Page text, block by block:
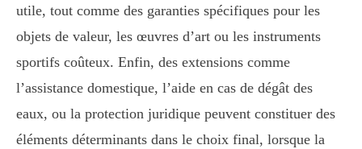
utile, tout comme des garanties spécifiques pour les
objets de valeur, les œuvres d’art ou les instruments
sportifs coûteux. Enfin, des extensions comme
l’assistance domestique, l’aide en cas de dégât des
eaux, ou la protection juridique peuvent constituer des
éléments déterminants dans le choix final, lorsque la